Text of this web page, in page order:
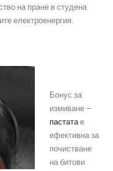
на пране в студена
електроенергия.
Бонус за
измиване –
пастатае
ефективна за
почистване
на битови